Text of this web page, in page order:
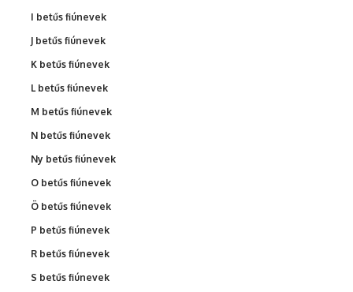
I betűs fiúnevek
J betűs fiúnevek
K betűs fiúnevek
L betűs fiúnevek
M betűs fiúnevek
N betűs fiúnevek
Ny betűs fiúnevek
O betűs fiúnevek
Ö betűs fiúnevek
P betűs fiúnevek
R betűs fiúnevek
S betűs fiúnevek